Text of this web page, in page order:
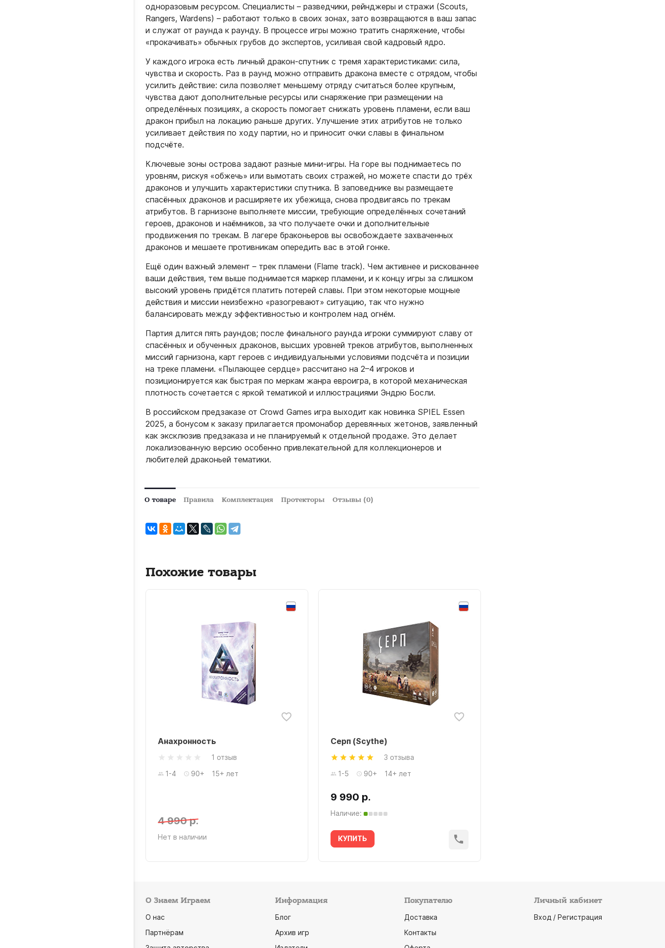
одноразовым ресурсом. Специалисты – разведчики, рейнджеры и стражи (Scouts,
Rangers, Wardens) – работают только в своих зонах, зато возвращаются в ваш запас
и служат от раунда к раунду. В процессе игры можно тратить снаряжение, чтобы
«прокачивать» обычных грубов до экспертов, усиливая свой кадровый ядро.​​
У каждого игрока есть личный дракон‑спутник с тремя характеристиками: сила,
чувства и скорость. Раз в раунд можно отправить дракона вместе с отрядом, чтобы
усилить действие: сила позволяет меньшему отряду считаться более крупным,
чувства дают дополнительные ресурсы или снаряжение при размещении на
определённых позициях, а скорость помогает снижать уровень пламени, если ваш
дракон прибыл на локацию раньше других. Улучшение этих атрибутов не только
усиливает действия по ходу партии, но и приносит очки славы в финальном
подсчёте.​
Ключевые зоны острова задают разные мини‑игры. На горе вы поднимаетесь по
уровням, рискуя «обжечь» или вымотать своих стражей, но можете спасти до трёх
драконов и улучшить характеристики спутника. В заповеднике вы размещаете
спасённых драконов и расширяете их убежища, снова продвигаясь по трекам
атрибутов. В гарнизоне выполняете миссии, требующие определённых сочетаний
героев, драконов и наёмников, за что получаете очки и дополнительные
продвижения по трекам. В лагере браконьеров вы освобождаете захваченных
драконов и мешаете противникам опередить вас в этой гонке.​
Ещё один важный элемент – трек пламени (Flame track). Чем активнее и рискованнее
ваши действия, тем выше поднимается маркер пламени, и к концу игры за слишком
высокий уровень придётся платить потерей славы. При этом некоторые мощные
действия и миссии неизбежно «разогревают» ситуацию, так что нужно
балансировать между эффективностью и контролем над огнём.​
Партия длится пять раундов; после финального раунда игроки суммируют славу от
спасённых и обученных драконов, высших уровней треков атрибутов, выполненных
миссий гарнизона, карт героев с индивидуальными условиями подсчёта и позиции
на треке пламени. «Пылающее сердце» рассчитано на 2–4 игроков и
позиционируется как быстрая по меркам жанра евроигра, в которой механическая
плотность сочетается с яркой тематикой и иллюстрациями Эндрю Босли.​
В российском предзаказе от Crowd Games игра выходит как новинка SPIEL Essen
2025, а бонусом к заказу прилагается промонабор деревянных жетонов, заявленный
как эксклюзив предзаказа и не планируемый к отдельной продаже. Это делает
локализованную версию особенно привлекательной для коллекционеров и
любителей драконьей тематики.
О товаре Правила Комплектация Протекторы Отзывы (0)
Похожие товары
Анахронность
1 отзыв
1-4
90+ 15+ лет
4 990 р.
Нет в наличии
Серп (Scythe)
3 отзыва
1-5
90+ 14+ лет
9 990 р.
Наличие:
КУПИТЬ
О Знаем Играем
О нас
Партнёрам
Информация
Блог
Архив игр
Покупателю
Доставка
Контакты
Личный кабинет
Вход / Регистрация